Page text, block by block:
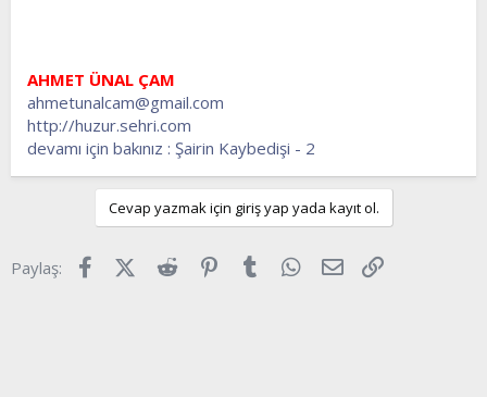
AHMET ÜNAL ÇAM
ahmetunalcam@gmail.com
http://huzur.sehri.com
devamı için bakınız : Şairin Kaybedişi - 2
Cevap yazmak için giriş yap yada kayıt ol.
Paylaş: FacebookX (Twitter)
Reddit Pinterest
Tumblr WhatsApp
E-posta